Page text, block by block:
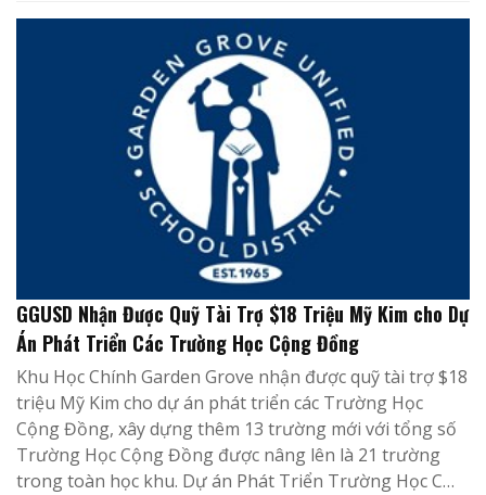
GGUSD Nhận Được Quỹ Tài Trợ $18 Triệu Mỹ Kim cho Dự
Án Phát Triển Các Trường Học Cộng Đồng
Khu Học Chính Garden Grove nhận được quỹ tài trợ $18
triệu Mỹ Kim cho dự án phát triển các Trường Học
Cộng Đồng, xây dựng thêm 13 trường mới với tổng số
Trường Học Cộng Đồng được nâng lên là 21 trường
trong toàn học khu. Dự án Phát Triển Trường Học C…